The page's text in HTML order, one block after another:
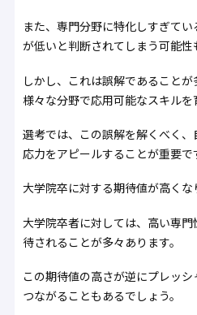
また、専門分野に特化しすぎて
が低いと判断されてしまう可能性
しかし、これは誤解であること
様々な分野で応用可能なスキルを
選考では、この誤解を解くべく
応力をアピールすることが重要で
大学院卒に対する期待値が高くな
大学院卒者に対しては、高い専
待されることが多々あります。
この期待値の高さが逆にプレッ
つながることもあるでしょう。